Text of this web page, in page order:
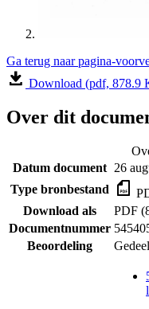
Ga terug naar pagina-
Download (pdf, 878.9
Over dit
Datum document 26
Type bronbestand
Download als
PDF
Documentnummer
Beoordeling